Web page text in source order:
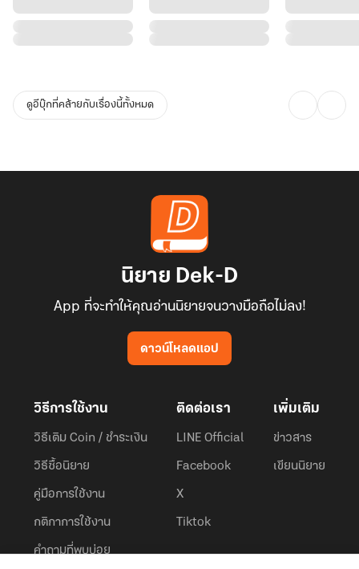
ดูอีบุ๊กที่คล้ายกับเรื่องนี้ทั้งหมด
นิยาย Dek-D
App ที่จะทำให้คุณอ่านนิยายจนวางมือถือไม่ลง!
ดาวน์โหลดแอป
วิธีการใช้งาน
วิธีเติม Coin / ชำระเงิน
วิธีซื้อนิยาย
คู่มือการใช้งาน
กติกาการใช้งาน
คำถามที่พบบ่อย
ติดต่อเรา
LINE Official
Facebook
X
Tiktok
เพิ่มเติม
ข่าวสาร
เขียนนิยาย